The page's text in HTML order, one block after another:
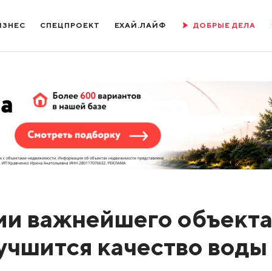
СПЕЦПРОЕКТ ЕХАЙ.ЛАЙФ ДОБРЫЕ ДЕЛА
важнейшего объекта
качество воды